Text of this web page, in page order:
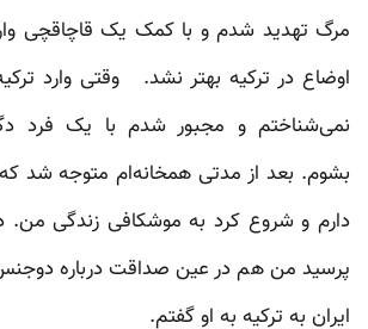
مرگ تهدید شدم و با کمک یک قاچاقچی
اوضاع در ترکیه بهتر نشد. وقتی وارد
نمی‌شناختم و مجبور شدم با یک فرد
بشوم. بعد از مدتی همخانه‌ام متوجه شد
دارم و شروع کرد به موشکافی زندگی من.
پرسید من هم در عین صداقت درباره
ایران به ترکیه به او گفتم.